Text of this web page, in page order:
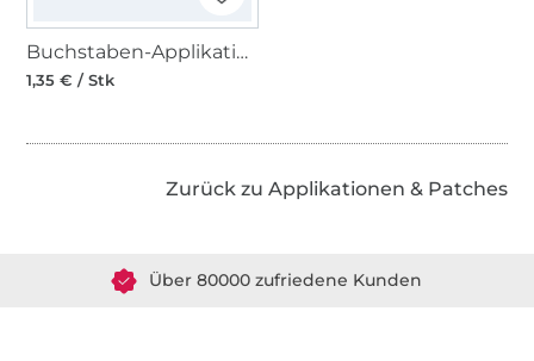
Buchstaben-Applikation Jeans, i
1,35 € / Stk
Zurück zu Applikationen & Patches